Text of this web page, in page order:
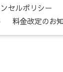
セルポリシー
料金改定のお